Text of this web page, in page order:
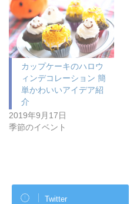
カップケーキのハロウ
ィンデコレーション 簡
単かわいいアイデア紹
介
2019年9月17日
季節のイベント
Twitter